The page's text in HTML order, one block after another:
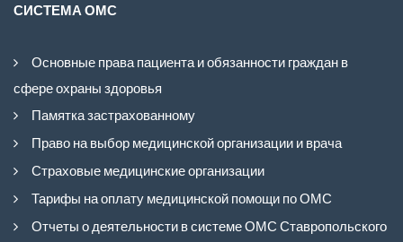
СИСТЕМА ОМС
Основные права пациента и обязанности граждан в
сфере охраны здоровья
Памятка застрахованному
Право на выбор медицинской организации и врача
Страховые медицинские организации
Тарифы на оплату медицинской помощи по ОМС
Отчеты о деятельности в системе ОМС Ставропольского